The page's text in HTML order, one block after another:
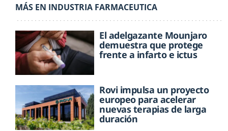
MÁS EN INDUSTRIA FARMACEUTICA
El adelgazante Mounjaro
demuestra que protege
frente a infarto e ictus
Rovi impulsa un proyecto
europeo para acelerar
nuevas terapias de larga
duración